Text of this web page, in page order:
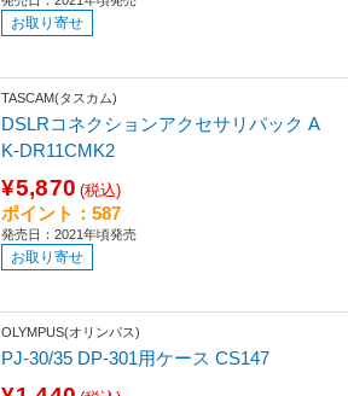
お取り寄せ
TASCAM(タスカム)
DSLRコネクションアクセサリパック A
K-DR11CMK2
¥5,870 (税込)
ポイント：587
発売日：2021年頃発売
お取り寄せ
OLYMPUS(オリンパス)
PJ-30/35 DP-301用ケース CS147